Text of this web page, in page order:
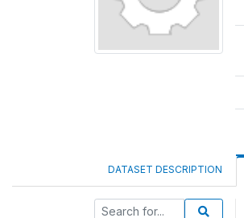
DATASET DESCRIPTION